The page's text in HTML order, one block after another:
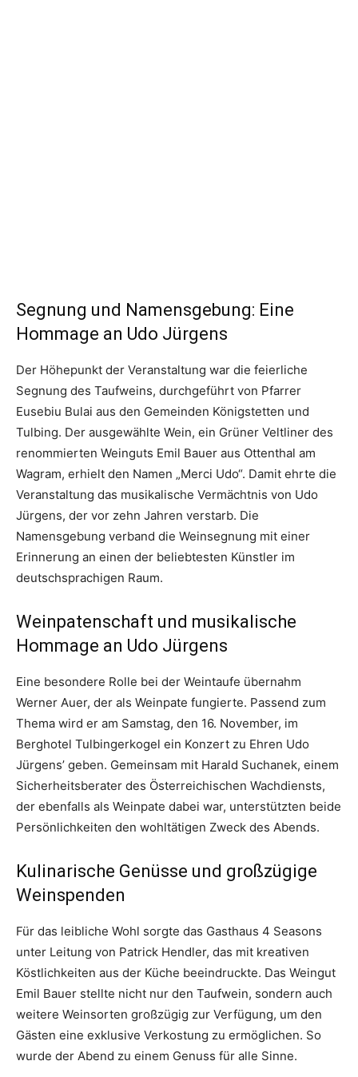
Segnung und Namensgebung: Eine
Hommage an Udo Jürgens
Der Höhepunkt der Veranstaltung war die feierliche
Segnung des Taufweins, durchgeführt von Pfarrer
Eusebiu Bulai aus den Gemeinden Königstetten und
Tulbing. Der ausgewählte Wein, ein Grüner Veltliner des
renommierten Weinguts Emil Bauer aus Ottenthal am
Wagram, erhielt den Namen „Merci Udo“. Damit ehrte die
Veranstaltung das musikalische Vermächtnis von Udo
Jürgens, der vor zehn Jahren verstarb. Die
Namensgebung verband die Weinsegnung mit einer
Erinnerung an einen der beliebtesten Künstler im
deutschsprachigen Raum.
Weinpatenschaft und musikalische
Hommage an Udo Jürgens
Eine besondere Rolle bei der Weintaufe übernahm
Werner Auer, der als Weinpate fungierte. Passend zum
Thema wird er am Samstag, den 16. November, im
Berghotel Tulbingerkogel ein Konzert zu Ehren Udo
Jürgens’ geben. Gemeinsam mit Harald Suchanek, einem
Sicherheitsberater des Österreichischen Wachdiensts,
der ebenfalls als Weinpate dabei war, unterstützten beide
Persönlichkeiten den wohltätigen Zweck des Abends.
Kulinarische Genüsse und großzügige
Weinspenden
Für das leibliche Wohl sorgte das Gasthaus 4 Seasons
unter Leitung von Patrick Hendler, das mit kreativen
Köstlichkeiten aus der Küche beeindruckte. Das Weingut
Emil Bauer stellte nicht nur den Taufwein, sondern auch
weitere Weinsorten großzügig zur Verfügung, um den
Gästen eine exklusive Verkostung zu ermöglichen. So
wurde der Abend zu einem Genuss für alle Sinne.